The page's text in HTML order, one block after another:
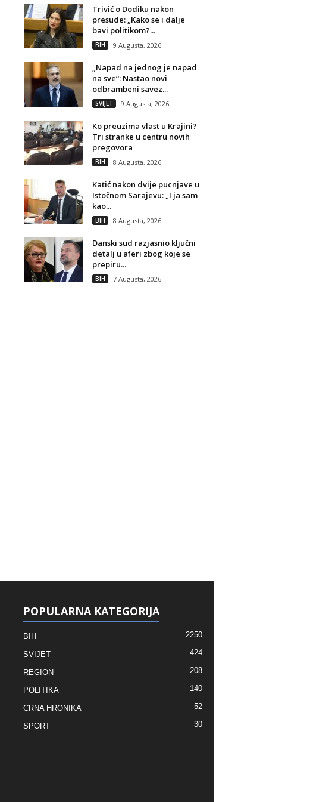
Trivić o Dodiku nakon
presude: „Kako se i dalje
bavi politikom?...
BIH 9 Augusta, 2026
„Napad na jednog je napad
na sve“: Nastao novi
odbrambeni savez...
SVIJET 9 Augusta, 2026
Ko preuzima vlast u Krajini?
Tri stranke u centru novih
pregovora
BIH 8 Augusta, 2026
Katić nakon dvije pucnjave u
Istočnom Sarajevu: „I ja sam
kao...
BIH 8 Augusta, 2026
Danski sud razjasnio ključni
detalj u aferi zbog koje se
prepiru...
BIH 7 Augusta, 2026
POPULARNA KATEGORIJA
BIH 2250
SVIJET 424
REGION 208
POLITIKA 140
CRNA HRONIKA 52
SPORT 30